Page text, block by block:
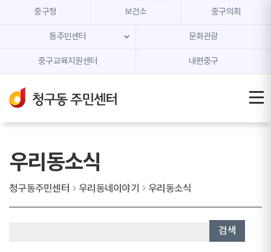
본문 내용 바로가기
주메뉴 바로가기
중구청 보건소 중구의회
동주민센터 문화관광
중구교육지원센터 내편중구
우리동소식
청구동주민센터 우리동네이야기 우리동소식
검색